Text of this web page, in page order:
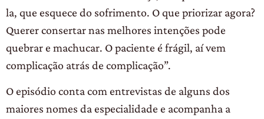
la, que esquece do sofrimento. O que priorizar agora?
Querer consertar nas melhores intenções pode
quebrar e machucar. O paciente é frágil, aí vem
complicação atrás de complicação”.
O episódio conta com entrevistas de alguns dos
maiores nomes da especialidade e acompanha a